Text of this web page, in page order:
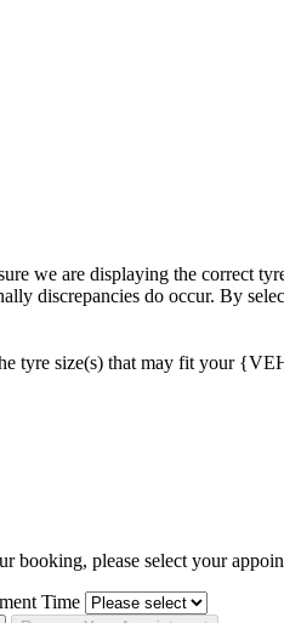
we are displaying the correct
discrepancies do occur. By
tyre size(s) that may fit your
booking, please select your
Time